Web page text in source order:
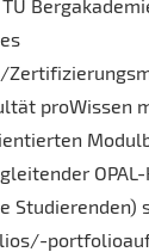
proWissen
Studierenden)